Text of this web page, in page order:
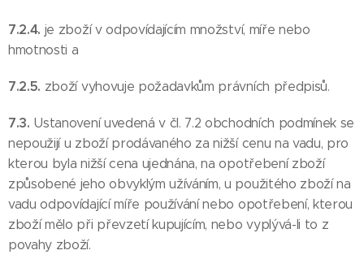
7.2.4. je zboží v odpovídajícím množství, míře nebo
hmotnosti a
7.2.5. zboží vyhovuje požadavkům právních předpisů.
7.3. Ustanovení uvedená v čl. 7.2 obchodních podmínek se
nepoužijí u zboží prodávaného za nižší cenu na vadu, pro
kterou byla nižší cena ujednána, na opotřebení zboží
způsobené jeho obvyklým užíváním, u použitého zboží na
vadu odpovídající míře používání nebo opotřebení, kterou
zboží mělo při převzetí kupujícím, nebo vyplývá-li to z
povahy zboží.